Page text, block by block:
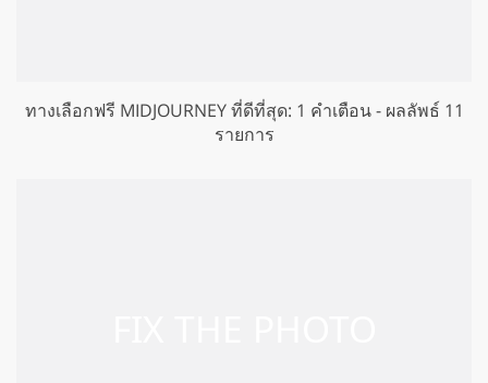
ทางเลือกฟรี MIDJOURNEY ที่ดีที่สุด: 1 คำเตือน - ผลลัพธ์ 11
รายการ